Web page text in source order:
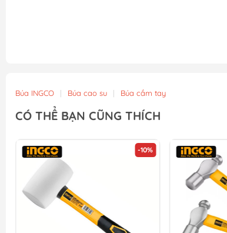
Búa INGCO | Búa cao su | Búa cầm tay
CÓ THỂ BẠN CŨNG THÍCH
-10%